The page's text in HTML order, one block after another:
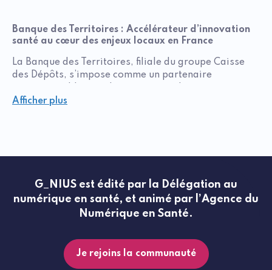
Banque des Territoires : Accélérateur d’innovation
santé au cœur des enjeux locaux en France
La Banque des Territoires, filiale du groupe Caisse
des Dépôts, s’impose comme un partenaire
dans la santé en France. Son action s’articule autour
Avec des directions régionales implantées partout
en France, la Banque des Territoires agit en
proximité pour financer des projets de santé
innovants. Elle apporte une expertise unique dans :
La rénovation énergétique des bâtiments publics
(hôpitaux, EHPAD), combinant performance
environnementale et amélioration des soins.
Afficher plus
G_NIUS est édité par la Délégation au
numérique en santé, et animé par l’Agence du
Numérique en Santé.
Je rejoins la communauté